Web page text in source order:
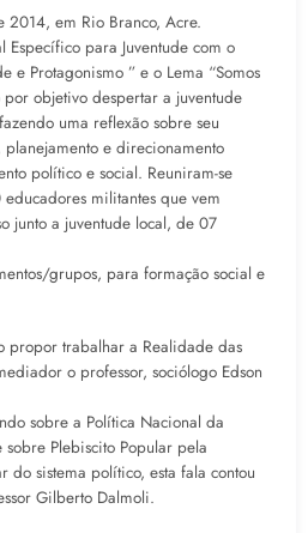
2014, em Rio Branco, Acre.
Específico para Juventude com o
e Protagonismo ” e o Lema “Somos
por objetivo despertar a juventude
uma reflexão sobre seu
e direcionamento
político e social. Reuniram-se
militantes que vem
junto a juventude local, de 07
grupos, para formação social e
propor trabalhar a Realidade das
o professor, sociólogo Edson
sobre a Política Nacional da
sobre Plebiscito Popular pela
do sistema político, esta fala contou
Gilberto Dalmoli.